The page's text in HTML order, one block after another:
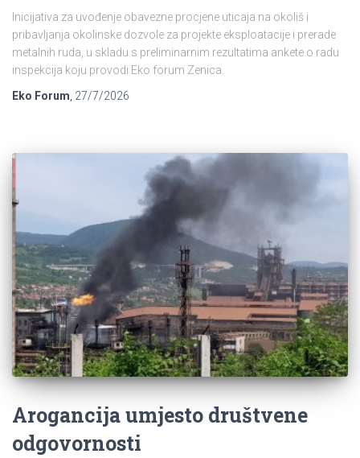
Inicijativa za uvođenje obavezne procjene uticaja na okoliš i
pribavljanja okolinske dozvole za projekte eksploatacije i prerade
metalnih ruda, u skladu s preliminarnim rezultatima ankete o radu
inspekcija koju provodi Eko forum Zenica.
Eko Forum 27/7/2026
Arogancija umjesto društvene
odgovornosti